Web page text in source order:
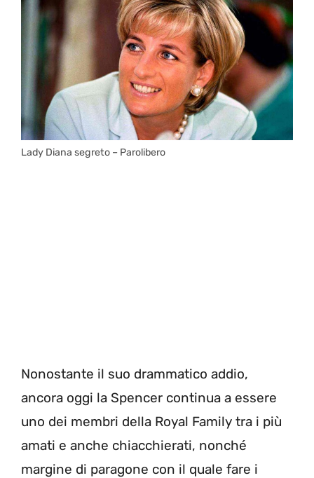
Lady Diana segreto – Parolibero
Nonostante il suo drammatico addio,
ancora oggi la Spencer continua a essere
uno dei membri della Royal Family tra i più
amati e anche chiacchierati, nonché
margine di paragone con il quale fare i